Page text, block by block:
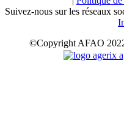
Suivez-nous sur les réseaux
©Copyright AFAO